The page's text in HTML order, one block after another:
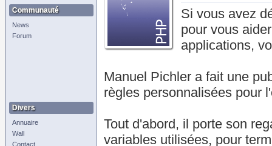
Communauté
News
Forum
Divers
Annuaire
Wall
Contact
Si vous avez
pour vous
applications,
Manuel Pichler a fait une
règles personnalisées pour
Tout d'abord, il porte son
variables utilisées, pour